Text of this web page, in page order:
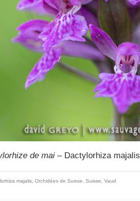
de mai – Dactylorhiza majalis
majalis ,Orchidées de Suisse ,Suisse ,Vaud